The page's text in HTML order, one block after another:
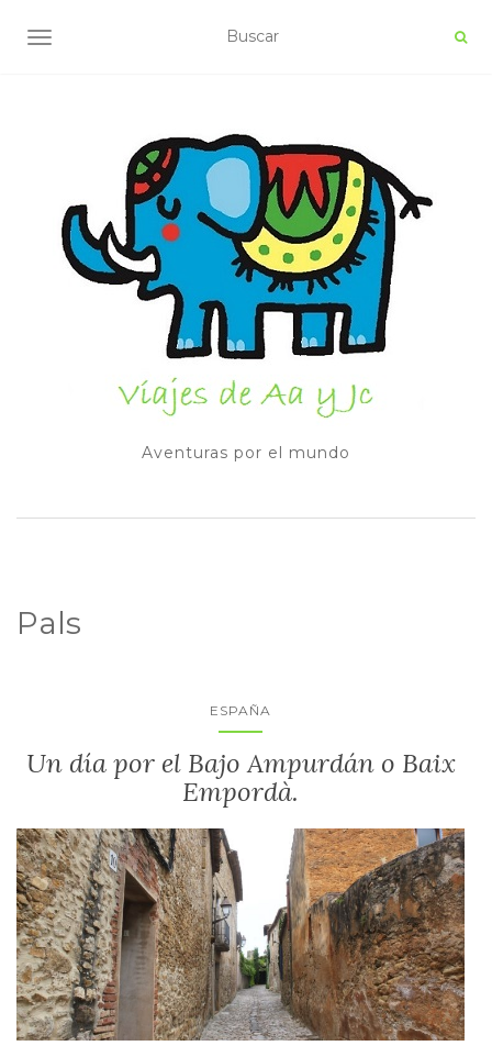
ALTERNAR NAVEGACIÓN
Aventuras por el mundo
Pals
ESPAÑA
Un día por el Bajo Ampurdán o Baix
Empordà.